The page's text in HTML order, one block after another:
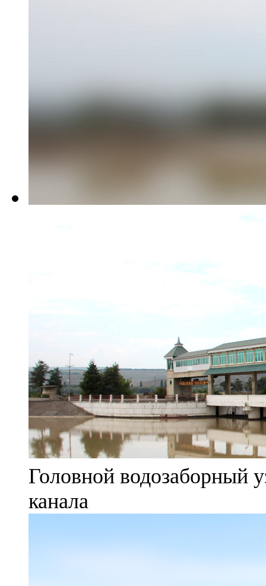
Головной водозаборный
канала